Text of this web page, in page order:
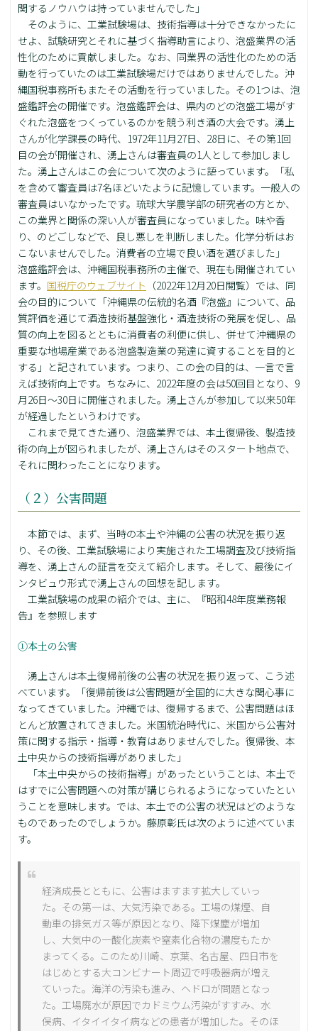
関するノウハウは持っていませんでした」
そのように、工業試験場は、技術指導は十分できなかったに
せよ、試験研究とそれに基づく指導助言により、泡盛業界の活
性化のために貢献しました。なお、同業界の活性化のための活
動を行っていたのは工業試験場だけではありませんでした。沖
縄国税事務所もまたその活動を行っていました。その1つは、泡
盛鑑評会の開催です。泡盛鑑評会は、県内のどの泡盛工場がす
ぐれた泡盛をつくっているのかを競う利き酒の大会です。湧上
さんが化学課長の時代、1972年11月27日、28日に、その第1回
目の会が開催され、湧上さんは審査員の1人として参加しまし
た。湧上さんはこの会について次のように語っています。「私
を含めて審査員は7名ほどいたように記憶しています。一般人の
審査員はいなかったです。琉球大学農学部の研究者の方とか、
この業界と関係の深い人が審査員になっていました。味や香
り、のどごしなどで、良し悪しを判断しました。化学分析はお
こないませんでした。消費者の立場で良い酒を選びました」
泡盛鑑評会は、沖縄国税事務所の主催で、現在も開催されてい
ます。 国税庁のウェブサイト （2022年12月20日閲覧）では、同
会の目的について「沖縄県の伝統的名酒『泡盛』について、品
質評価を通じて酒造技術基盤強化・酒造技術の発展を促し、品
質の向上を図るとともに消費者の利便に供し、併せて沖縄県の
重要な地場産業である泡盛製造業の発達に資することを目的と
する」と記されています。つまり、この会の目的は、一言で言
えば技術向上です。ちなみに、2022年度の会は50回目となり、9
月26日～30日に開催されました。湧上さんが参加して以来50年
が経過したというわけです。
これまで見てきた通り、泡盛業界では、本土復帰後、製造技
術の向上が図られましたが、湧上さんはそのスタート地点で、
それに関わったことになります。
（２）公害問題
本節では、まず、当時の本土や沖縄の公害の状況を振り返
り、その後、工業試験場により実施された工場調査及び技術指
導を、湧上さんの証言を交えて紹介します。そして、最後にイ
ンタビュウ形式で湧上さんの回想を記します。
工業試験場の成果の紹介では、主に、『昭和48年度業務報
告』を参照します
①本土の公害
湧上さんは本土復帰前後の公害の状況を振り返って、こう述
べています。「復帰前後は公害問題が全国的に大きな関心事に
なってきていました。沖縄では、復帰するまで、公害問題はほ
とんど放置されてきました。米国統治時代に、米国から公害対
策に関する指示・指導・教育はありませんでした。復帰後、本
土中央からの技術指導がありました」
「本土中央からの技術指導」があったということは、本土で
はすでに公害問題への対策が講じられるようになっていたとい
うことを意味します。では、本土での公害の状況はどのような
ものであったのでしょうか。藤原彰氏は次のように述べていま
す。
経済成長とともに、公害はますます拡大していっ
た。その第一は、大気汚染である。工場の煤煙、自
動車の排気ガス等が原因となり、降下煤塵が増加
し、大気中の一酸化炭素や窒素化合物の濃度もたか
まってくる。このため川崎、京葉、名古屋、四日市を
はじめとする大コンビナート周辺で呼吸器病が増え
ていった。海洋の汚染も進み、ヘドロが問題となっ
た。工場廃水が原因でカドミウム汚染がすすみ、水
俣病、イタイイタイ病などの患者が増加した。そのほ